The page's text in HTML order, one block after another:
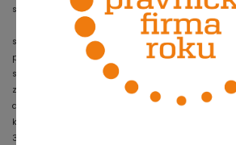
svých stránkách uvádí, že Asekol a MŽP celý „spor“
Ze zdroje přímo na MŽP jsme se dozvěděli, že
skutečně stále probíhá, přičemž do doby, než bude
provádět přeregistraci do systému Asekol, protože
skutečně mohla získat společnost Rema. Ačkoliv
zněla tak, že bude rozhodnuto do 14 dnů,
a v současné době bude prý rozhodující posouzení
které byli provozovatelé kolektivních systémů
31.3.2007 za rok předchozí (viz. § 37h odst. 2 zákona